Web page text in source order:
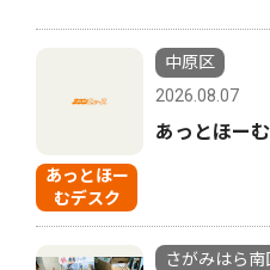
あっとほー
むデスク
中原区
2026.08.07
あっとほー
さがみはら南